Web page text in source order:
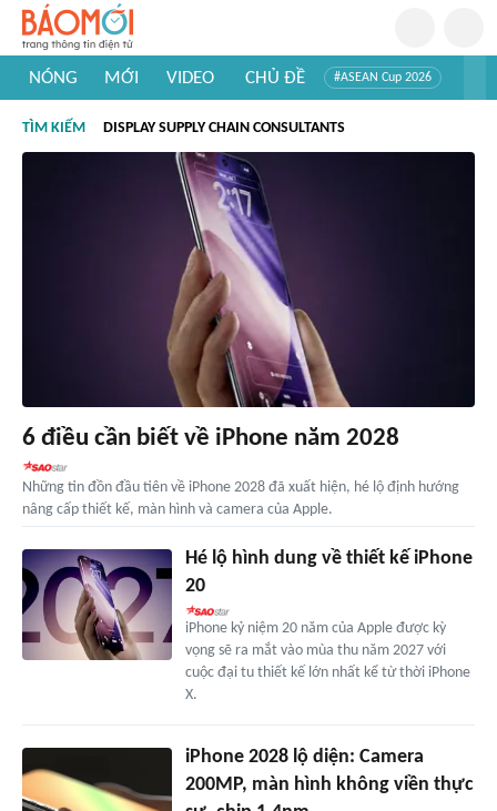
NÓNG MỚI VIDEO CHỦ ĐỀ #ASEAN Cup 2026
#Khám phá thế giới
TÌM KIẾM DISPLAY SUPPLY CHAIN CONSULTANTS
6 điều cần biết về iPhone năm 2028
Những tin đồn đầu tiên về iPhone 2028 đã xuất hiện, hé lộ định hướng
nâng cấp thiết kế, màn hình và camera của Apple.
Hé lộ hình dung về thiết kế iPhone
20
iPhone kỷ niệm 20 năm của Apple được kỳ
vọng sẽ ra mắt vào mùa thu năm 2027 với
cuộc đại tu thiết kế lớn nhất kể từ thời iPhone
X.
iPhone 2028 lộ diện: Camera
200MP, màn hình không viền thực